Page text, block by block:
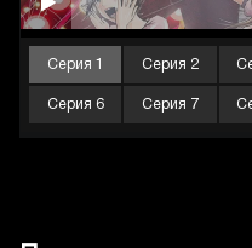
Серия 1 Серия 2
Серия 6 Серия 7